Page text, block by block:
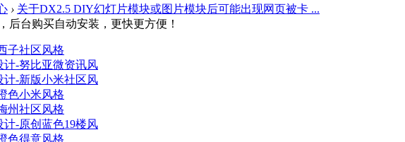
› 关于DX2.5 DIY幻灯片模块或图片模块后可能出现网页被卡 ...
后台购买自动安装，更快更方便！
子社区风格
计-努比亚微资讯风
计-新版小米社区风
色小米风格
州社区风格
计-原创蓝色19楼风
色得意风格